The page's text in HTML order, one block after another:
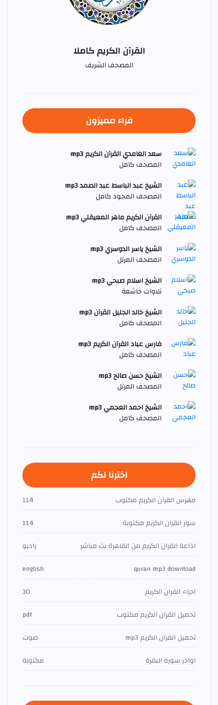
القرآن الكريم كاملا
المصحف الشريف
قراء مميزون
سعد الغامدي القرآن الكريم mp3
المصحف كامل
الشيخ عبد الباسط عبد الصمد mp3
المصحف المجود كامل
القرآن الكريم ماهر المعيقلي mp3
المصحف كامل
الشيخ ياسر الدوسري mp3
المصحف المرتل
الشيخ اسلام صبحي mp3
تلاوات خاشعة
الشيخ خالد الجليل القرآن mp3
المصحف كامل
فارس عباد القرآن الكريم mp3
المصحف كامل
الشيخ حسن صالح mp3
المصحف المرتل
الشيخ احمد العجمي mp3
المصحف كامل
اخترنا لكم
فهرس القرآن الكريم مكتوب
114
سور القران الكريم مكتوبة
114
اذاعة القران الكريم من القاهرة بث مباشر
راديو
quran mp3 download
english
اجزاء القران الكريم
30
تحميل القرآن الكريم مكتوب
pdf
تحميل القرآن الكريم mp3
صوت
اواخر سورة البقرة
مكتوبة